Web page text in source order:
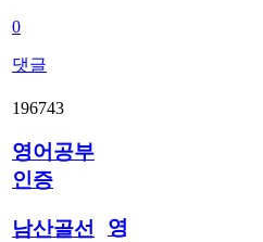
0
댓글
196743
영어공부
인증
남산골선
영